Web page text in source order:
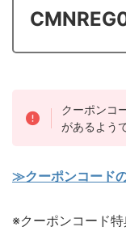
クーポンコ
があるよう
≫クーポンコード
※クーポンコード